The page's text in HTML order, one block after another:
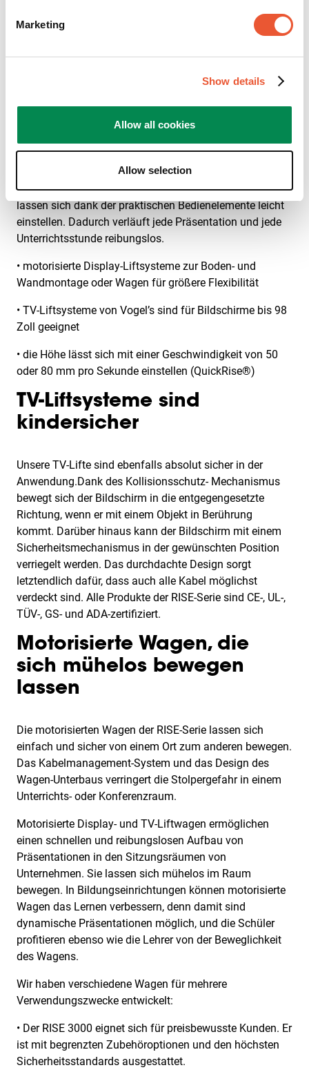
Marketing
Show details
Allow all cookies
Allow selection
unsere höhenverstellbaren
Die motorisierten TV-Lifte aus der RISE-Serie wurden
speziell für leistungsstarke interaktive Bildschirme
entwickelt. RISE besteht aus einer Wand-zu-Boden-
Modelle sind ideal für Schulen oder Geschäftsräume
geeignet. Ein TV-Lift von Vogel's ist für Bildschirme mit
bis zu 98 Zoll geeignet. Die motorisierten Display-Lifte
lassen sich dank der praktischen Bedienelemente leicht
einstellen. Dadurch verläuft jede Präsentation und jede
Unterrichtsstunde reibungslos.
• motorisierte Display-Liftsysteme zur Boden- und
Wandmontage oder Wagen für größere Flexibilität
• TV-Liftsysteme von Vogel’s sind für Bildschirme bis 98
Zoll geeignet
• die Höhe lässt sich mit einer Geschwindigkeit von 50
oder 80 mm pro Sekunde einstellen (QuickRise®)
TV-Liftsysteme sind
kindersicher
Unsere TV-Lifte sind ebenfalls absolut sicher in der
Anwendung.Dank des Kollisionsschutz- Mechanismus
bewegt sich der Bildschirm in die entgegengesetzte
Richtung, wenn er mit einem Objekt in Berührung
kommt. Darüber hinaus kann der Bildschirm mit einem
Sicherheitsmechanismus in der gewünschten Position
verriegelt werden. Das durchdachte Design sorgt
letztendlich dafür, dass auch alle Kabel möglichst
verdeckt sind. Alle Produkte der RISE-Serie sind CE-, UL-,
TÜV-, GS- und ADA-zertifiziert.
Motorisierte Wagen, die
sich mühelos bewegen
lassen
Die motorisierten Wagen der RISE-Serie lassen sich
einfach und sicher von einem Ort zum anderen bewegen.
Das Kabelmanagement-System und das Design des
Wagen-Unterbaus verringert die Stolpergefahr in einem
Unterrichts- oder Konferenzraum.
Motorisierte Display- und TV-Liftwagen ermöglichen
einen schnellen und reibungslosen Aufbau von
Präsentationen in den Sitzungsräumen von
Unternehmen. Sie lassen sich mühelos im Raum
bewegen. In Bildungseinrichtungen können motorisierte
Wagen das Lernen verbessern, denn damit sind
dynamische Präsentationen möglich, und die Schüler
profitieren ebenso wie die Lehrer von der Beweglichkeit
des Wagens.
Wir haben verschiedene Wagen für mehrere
Verwendungszwecke entwickelt:
• Der RISE 3000 eignet sich für preisbewusste Kunden. Er
ist mit begrenzten Zubehöroptionen und den höchsten
Sicherheitsstandards ausgestattet.